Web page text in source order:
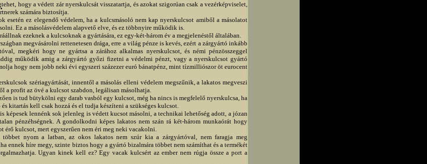
hogy a védett zár nyerskulcsát visszatartja, és azokat szigorúan csak a vezérképviselet,
számára biztosítja.
esetén ez elegendő védelem, ha a kulcsmásoló nem kap nyerskulcsot amiből a másolatot
Ez a másolásvédelem alapvető elve, és ez többnyire működik is.
ezeknek a kulcsoknak a gyártására, ez egy-két-három év a megjelenéstől általában.
megvásárolni rettenetesen drága, erre a világ pénze is kevés, ezért a zárgyártó inkább
megkéri hogy ne gyártsa a zárához alkalmas nyerskulcsot, és némi pénzösszeggel
működik amig a zárgyártó győzi fizetni a védelmi pénzt, vagy a nyerskulcsot gyártó
hogy nem jobb neki évi egyszeri százezer euró bánatpénz, mint tízmilliószor öt eurocent
szériagyártását, innentől a másolás elleni védelem megszűnik, a lakatos megveszi
a profit az övé a kulcsot szabdon, legálisan másolhatja.
is tud bütykölni egy darab vasból egy kulcsot, még ha nincs is megfelelő nyerskulcsa, ha
kitartás kell csak hozzá és el tudja készíteni a szükséges kulcsot.
képesek lennénk sok jelenleg is védett kucsot másolni, a technikai lehetőség adott, a józan
pénzéhségnek. A gondolkodni képes lakatos nem szán rá két-három munkaórát hogy
érő kulcsot, mert egyszerűen nem éri meg neki vacakolni.
nyom a latban, az okos lakatos nem szúr kia a zárgyártóval, nem faragja meg
ennek híre megy, szinte biztos hogy a gyártó bizalmára többet nem számíthat és a termékét
Ugyan kinek kell ez? Egy vacak kulcsért az ember nem rúgja össze a port a